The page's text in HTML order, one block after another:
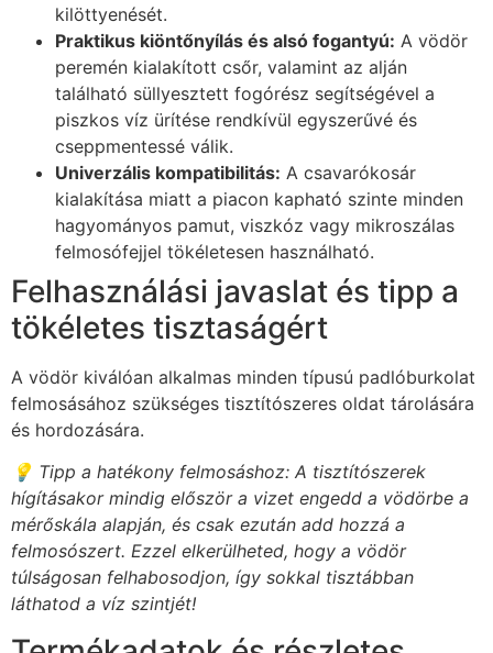
kilöttyenését.
Praktikus kiöntőnyílás és alsó fogantyú: A vödör
peremén kialakított csőr, valamint az alján
található süllyesztett fogórész segítségével a
piszkos víz ürítése rendkívül egyszerűvé és
cseppmentessé válik.
Univerzális kompatibilitás: A csavarókosár
kialakítása miatt a piacon kapható szinte minden
hagyományos pamut, viszkóz vagy mikroszálas
felmosófejjel tökéletesen használható.
Felhasználási javaslat és tipp a
tökéletes tisztaságért
A vödör kiválóan alkalmas minden típusú padlóburkolat
felmosásához szükséges tisztítószeres oldat tárolására
és hordozására.
💡 Tipp a hatékony felmosáshoz: A tisztítószerek
hígításakor mindig először a vizet engedd a vödörbe a
mérőskála alapján, és csak ezután add hozzá a
felmosószert. Ezzel elkerülheted, hogy a vödör
túlságosan felhabosodjon, így sokkal tisztábban
láthatod a víz szintjét!